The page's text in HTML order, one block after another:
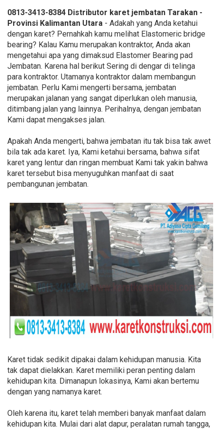
0813-3413-8384 Distributor karet jembatan Tarakan -
Provinsi Kalimantan Utara - Adakah yang Anda ketahui
dengan karet? Pernahkah kamu melihat Elastomeric bridge
bearing? Kalau Kamu merupakan kontraktor, Anda akan
mengetahui apa yang dimaksud Elastomer Bearing pad
Jembatan. Karena hal berikut Sering di dengar di telinga
para kontraktor. Utamanya kontraktor dalam membangun
jembatan. Perlu Kami mengerti bersama, jembatan
merupakan jalanan yang sangat diperlukan oleh manusia,
ditimbang jalan yang lainnya. Perihalnya, dengan jembatan
Kami dapat mengakses jalan.
Apakah Anda mengerti, bahwa jembatan itu tak bisa tak awet
bila tak ada karet. Iya, Kami ketahui bersama, bahwa sifat
karet yang lentur dan ringan membuat Kami tak yakin bahwa
karet tersebut bisa menyuguhkan manfaat di saat
pembangunan jembatan.
Karet tidak sedikit dipakai dalam kehidupan manusia. Kita
tak dapat dielakkan. Karet memiliki peran penting dalam
kehidupan kita. Dimanapun lokasinya, Kami akan bertemu
dengan yang namanya karet.
Oleh karena itu, karet telah memberi banyak manfaat dalam
kehidupan kita. Mulai dari alat dapur, peralatan rumah tangga,